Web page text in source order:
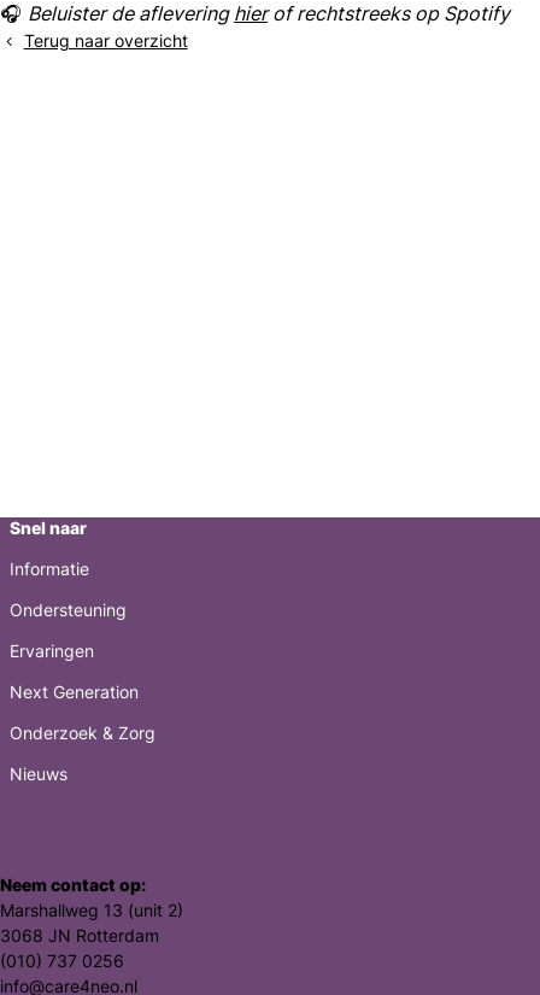
🎧 Beluister de aflevering hier of rechtstreeks op Spotify
Terug naar overzicht
Snel naar
Informatie
Ondersteuning
Ervaringen
Next Generation
Onderzoek & Zorg
Nieuws
Neem contact op:
Marshallweg 13 (unit 2)
3068 JN Rotterdam
(010) 737 0256
info@care4neo.nl